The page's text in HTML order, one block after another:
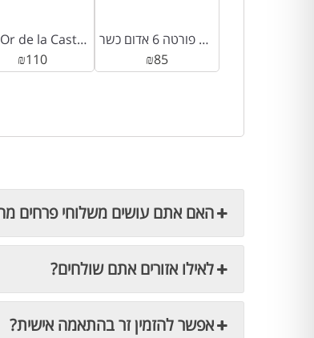
רוזה Or de la Castinelle / Story Rosé Côtes de Provence (כשר)
₪110
פורטה 6 אדום כשר | Porta 6 Tinto *כשר*
₪85
האם אתם עושים משלוחי פרחים
לאילו אזורים אתם שולחים?
אפשר להזמין זר בהתאמה אישית?